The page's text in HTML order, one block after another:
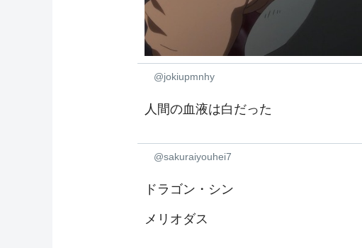
@jokiupmnhy
人間の血液は白だった
@sakuraiyouhei7
ドラゴン・シン
メリオダス